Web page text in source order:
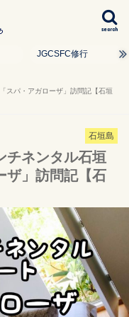
search
JGCSFC修行
スパ・アガローザ」訪問記【石垣
石垣島
チネンタル石垣
ザ」訪問記【石